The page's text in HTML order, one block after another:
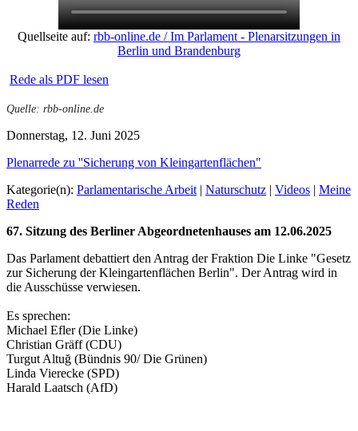
Quellseite auf: rbb-online.de / Im Parlament - Plenarsitzungen in
Berlin und Brandenburg
Rede als PDF lesen
Quelle: rbb-online.de
Donnerstag, 12. Juni 2025
Plenarrede zu ''Sicherung von Kleingartenflächen"
Kategorie(n): Parlamentarische Arbeit | Naturschutz | Videos | Meine
Reden
67. Sitzung des Berliner Abgeordnetenhauses am 12.06.2025
Das Parlament debattiert den Antrag der Fraktion Die Linke "Gesetz
zur Sicherung der Kleingartenflächen Berlin". Der Antrag wird in
die Ausschüsse verwiesen.
Es sprechen:
Michael Efler (Die Linke)
Christian Gräff (CDU)
Turgut Altuğ (Bündnis 90/ Die Grünen)
Linda Vierecke (SPD)
Harald Laatsch (AfD)